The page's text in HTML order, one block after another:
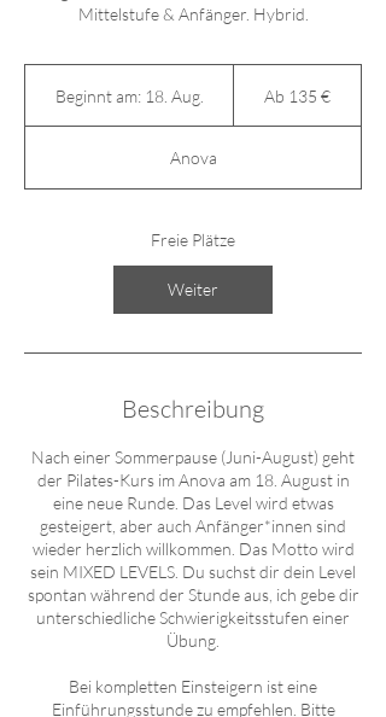
Mittelstufe & Anfänger. Hybrid.
Beginnt am: 18. Aug.
i
n
t
:
8
u
.
Ab 135 €
Anova
Freie Plätze
Weiter
Beschreibung
Nach einer Sommerpause (Juni-August) geht
der Pilates-Kurs im Anova am 18. August in
eine neue Runde. Das Level wird etwas
gesteigert, aber auch Anfänger*innen sind
wieder herzlich willkommen. Das Motto wird
sein MIXED LEVELS. Du suchst dir dein Level
spontan während der Stunde aus, ich gebe dir
unterschiedliche Schwierigkeitsstufen einer
Übung.
Bei kompletten Einsteigern ist eine
Einführungsstunde zu empfehlen. Bitte